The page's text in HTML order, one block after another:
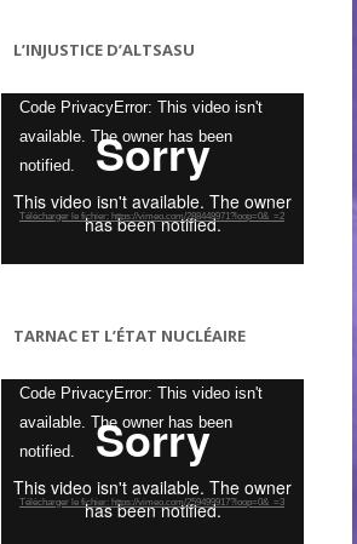
L’INJUSTICE D’ALTSASU
Lecteur
vidéo
Code PrivacyError: This video isn't
available. The owner has been
notified.
Télécharger le fichier: https://vimeo.com/288448971?loop=0&_=2
TARNAC ET L’ÉTAT NUCLÉAIRE
Lecteur
vidéo
Code PrivacyError: This video isn't
available. The owner has been
notified.
Télécharger le fichier: https://vimeo.com/259499917?loop=0&_=3